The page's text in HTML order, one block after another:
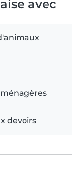
avec
ménagères
devoirs